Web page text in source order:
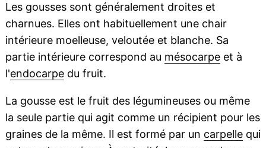
Les gousses sont généralement droites et
charnues. Elles ont habituellement une chair
intérieure moelleuse, veloutée et blanche. Sa
partie intérieure correspond au mésocarpeet à
l'endocarpedu fruit.
La gousse est le fruit des légumineuses ou même
la seule partie qui agit comme un récipient pour les
graines de la même. Il est formé par un carpellequi